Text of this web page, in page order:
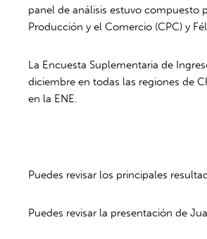
panel de análisis estuvo compuesto
Producción y el Comercio (CPC) y
La Encuesta Suplementaria de
diciembre en todas las regiones de
en la ENE.
Puedes revisar los principales
Puedes revisar la presentación de